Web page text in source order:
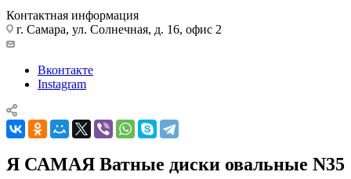
Контактная информация
г. Самара, ул. Солнечная, д. 16, офис 2
Вконтакте
Instagram
Я САМАЯ Ватные диски овальные N35